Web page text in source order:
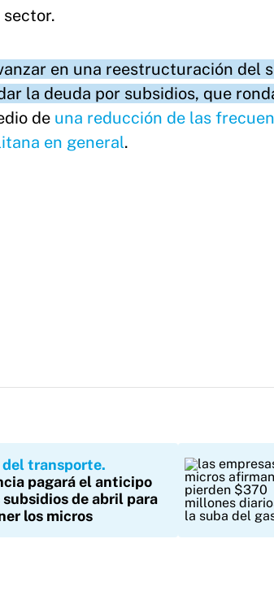
en una reestructuración del
la deuda por subsidios, que
de una reducción de las
en general.
del transporte
pagará el anticipo
subsidios de abril para
los micros